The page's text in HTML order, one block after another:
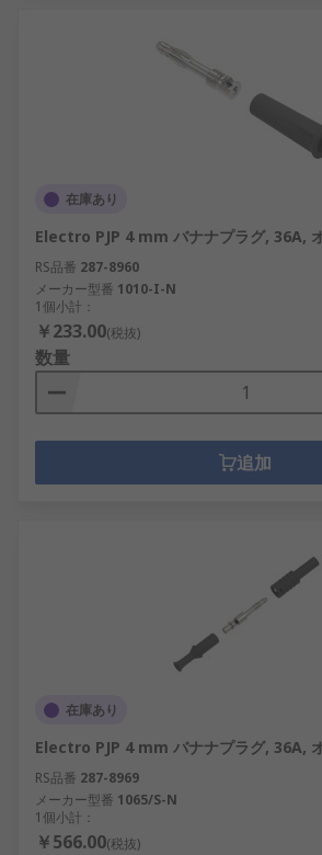
在庫あり
Electro PJP 4 mm バナナプラグ, 36A,
RS品番 287-8960
メーカー型番 1010-I-N
1個小計：
￥233.00(税抜)
数量
追加
在庫あり
Electro PJP 4 mm バナナプラグ, 36A,
RS品番 287-8969
メーカー型番 1065/S-N
1個小計：
￥566.00(税抜)